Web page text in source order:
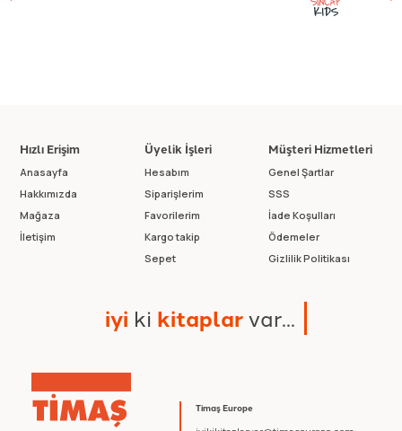
Timaş Europe
Hızlı Erişim
Anasayfa
Hakkımızda
Mağaza
İletişim
Üyelik İşleri
Hesabım
Siparişlerim
Favorilerim
Kargo takip
Sepet
Müşteri Hizmetleri
Genel Şartlar
SSS
İade Koşulları
Ödemeler
Gizlilik Politikası
iyi ki kitaplarvar...